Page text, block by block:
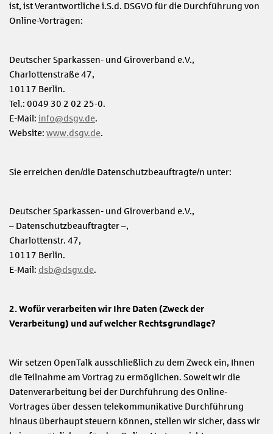
ist, ist Verantwortliche i.S.d. DSGVO für die Durchführung von
Online-Vorträgen:
Deutscher Sparkassen- und Giroverband e.V.,
Charlottenstraße 47,
10117 Berlin.
Tel.: 0049 30 2 02 25-0.
E-Mail: info@dsgv.de.
Website: www.dsgv.de.
Sie erreichen den/die Datenschutzbeauftragte/n unter:
Deutscher Sparkassen- und Giroverband e.V.,
– Datenschutzbeauftragter –,
Charlottenstr. 47,
10117 Berlin.
E-Mail: dsb@dsgv.de.
2. Wofür verarbeiten wir Ihre Daten (Zweck der
Verarbeitung) und auf welcher Rechtsgrundlage?
Wir setzen OpenTalk ausschließlich zu dem Zweck ein, Ihnen
die Teilnahme am Vortrag zu ermöglichen. Soweit wir die
Datenverarbeitung bei der Durchführung des Online-
Vortrages über dessen telekommunikative Durchführung
hinaus überhaupt steuern können, stellen wir sicher, dass wir